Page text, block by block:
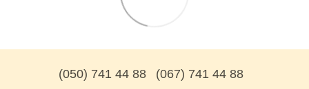
(050) 741 44 88 (067) 741 44 88